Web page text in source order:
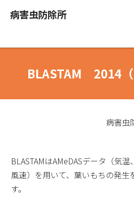
病害虫防除所
BLASTAM 2014
病害虫
BLASTAMはAMeDASデータ（気温
風速）を用いて、葉いもちの発生
す。